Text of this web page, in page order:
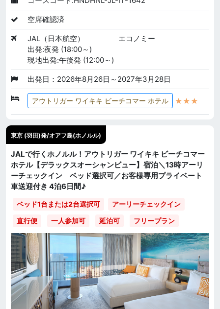
空席確認済
JAL（日本航空）
エコノミー
出発:夜発 (18:00～)
現地出発:午後発 (12:00～)
出発日：2026年8月26日～2027年3月28日
アウトリガー ワイキキ ビーチコマー ホテル ★★★
東京 (羽田)発/オアフ島(ホノルル)
JALで行くホノルル！アウトリガー ワイキキ ビーチコマー
ホテル【デラックスオーシャンビュー】宿泊＼13時アーリ
ーチェックイン ベッド選択可／お客様専用プライベート
車送迎付き 4泊6日間♪
ベッド1台または2台選択可
アーリーチェックイン
直行便
一人参加可 延泊可 フリープラン